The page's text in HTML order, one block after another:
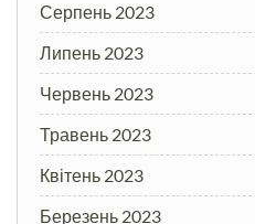
Серпень 2023
Липень 2023
Червень 2023
Травень 2023
Квітень 2023
Березень 2023